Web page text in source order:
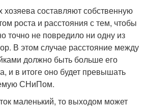
хозяева составляют собственную
роста и расстояния с тем, чтобы
точно не повредило ни одну из
В этом случае расстояние между
должно быть больше его
и в итоге оно будет превышать
СНиПом.
маленький, то выходом может